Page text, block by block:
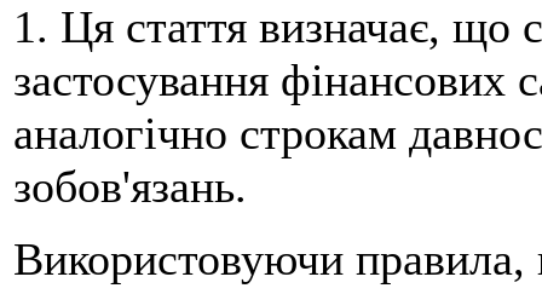
1. Ця стаття визначає, що
застосування фінансових
аналогічно строкам
зобов'язань.
Використовуючи правила,